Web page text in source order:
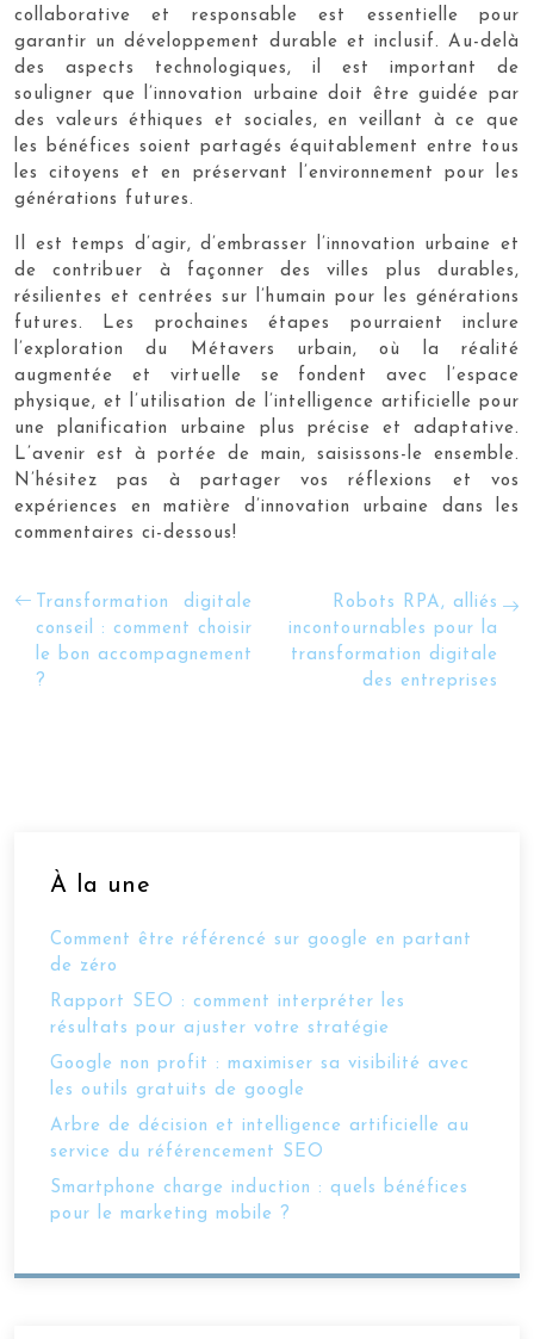
collaborative et responsable est essentielle pour
garantir un développement durable et inclusif. Au-delà
des aspects technologiques, il est important de
souligner que l’innovation urbaine doit être guidée par
des valeurs éthiques et sociales, en veillant à ce que
les bénéfices soient partagés équitablement entre tous
les citoyens et en préservant l’environnement pour les
générations futures.
Il est temps d’agir, d’embrasser l’innovation urbaine et
de contribuer à façonner des villes plus durables,
résilientes et centrées sur l’humain pour les générations
futures. Les prochaines étapes pourraient inclure
l’exploration du Métavers urbain, où la réalité
augmentée et virtuelle se fondent avec l’espace
physique, et l’utilisation de l’intelligence artificielle pour
une planification urbaine plus précise et adaptative.
L’avenir est à portée de main, saisissons-le ensemble.
N’hésitez pas à partager vos réflexions et vos
expériences en matière d’innovation urbaine dans les
commentaires ci-dessous!
Transformation digitale
conseil : comment choisir
le bon accompagnement
?
Robots RPA, alliés
incontournables pour la
transformation digitale
des entreprises
À la une
Comment être référencé sur google en partant
de zéro
Rapport SEO : comment interpréter les
résultats pour ajuster votre stratégie
Google non profit : maximiser sa visibilité avec
les outils gratuits de google
Arbre de décision et intelligence artificielle au
service du référencement SEO
Smartphone charge induction : quels bénéfices
pour le marketing mobile ?